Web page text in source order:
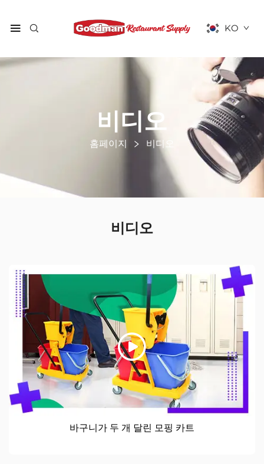
KO
비디오
홈페이지 비디오
비디오
바구니가 두 개 달린 모핑 카트